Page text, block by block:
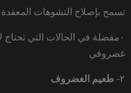
تسمح بإصلاح التشوهات المعقدة
٠مفضلة في الحالات التي تحتاج
غضروفي
٢- طعيم الغضروف